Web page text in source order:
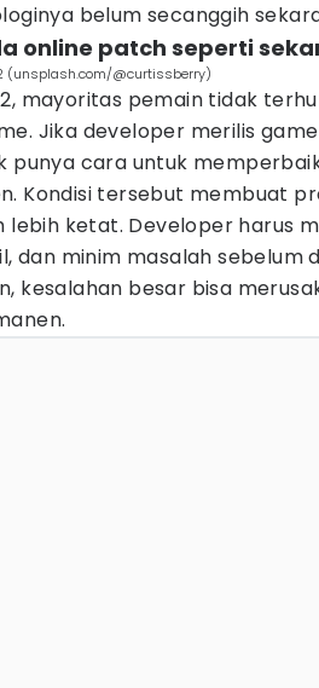
belum secanggih
online patch seperti
(unsplash.com/@curtissberry)
mayoritas pemain tidak
Jika developer merilis
punya cara untuk
Kondisi tersebut membuat
lebih ketat. Developer harus
dan minim masalah sebelum
kesalahan besar bisa